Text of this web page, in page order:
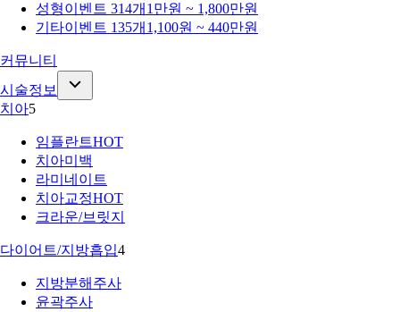
성형이벤트 314개 1만원 ~ 1,800만원
기타이벤트 135개 1,100원 ~ 440만원
커뮤니티
시술정보
치아5
임플란트HOT
치아미백
라미네이트
치아교정HOT
크라운/브릿지
다이어트/지방흡입4
지방분해주사
윤곽주사